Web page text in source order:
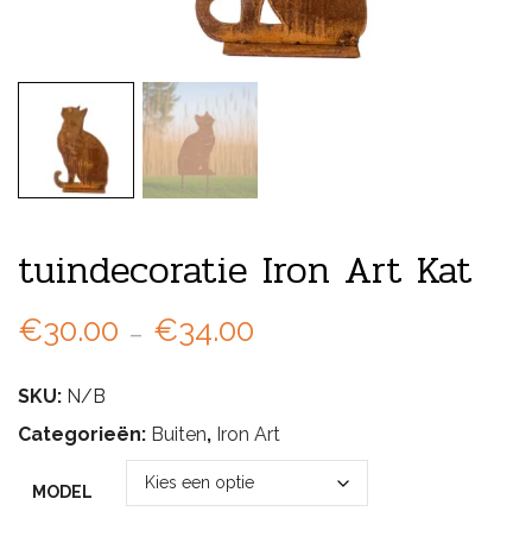
tuindecoratie Iron Art Kat
€30.00 - €34.00
€34.00
SKU: N/B
Categorieën: Buiten, Iron Art
MODEL